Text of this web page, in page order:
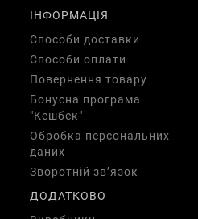
ІНФОРМАЦІЯ
Способи доставки
Способи оплати
Повернення товару
Бонусна програма
"Кешбек"
Обробка персональних
даних
Зворотній зв’язок
ДОДАТКОВО